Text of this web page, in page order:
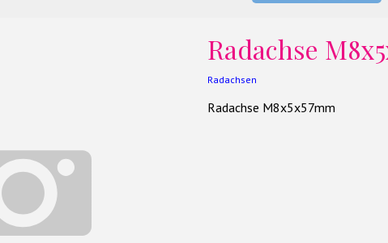
Radachse
Radachsen
Radachse M8x5x57mm